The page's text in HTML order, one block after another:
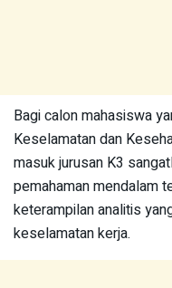
Bagi calon mahasiswa
Keselamatan dan
masuk jurusan K3
pemahaman mendalam
keterampilan analitis
keselamatan kerja.